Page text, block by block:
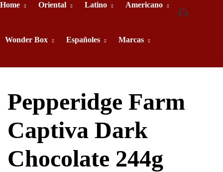
Home Oriental Latino Americano
Wonder Box Españoles Marcas
661
Pepperidge Farm
Captiva Dark
Chocolate 244g